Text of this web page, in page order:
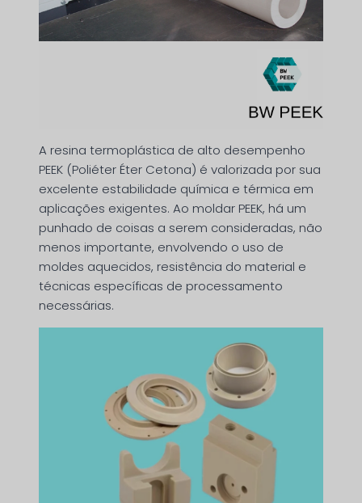
A resina termoplástica de alto desempenho
PEEK (Poliéter Éter Cetona) é valorizada por sua
excelente estabilidade química e térmica em
aplicações exigentes. Ao moldar PEEK, há um
punhado de coisas a serem consideradas, não
menos importante, envolvendo o uso de
moldes aquecidos, resistência do material e
técnicas específicas de processamento
necessárias.